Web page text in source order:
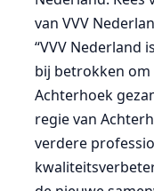
van VVV
“VVV Nederland
bij betrokken
Achterhoek
regie van
verdere